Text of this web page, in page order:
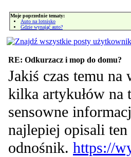
Moje poprzednie tematy:
Auto na lotnisko
Gdzie wynająć auto?
RE: Odkurzacz i mop do domu?
Jakiś czas temu
kilka artykułów na
sensowne
najlepiej opisali
odnośnik. https://